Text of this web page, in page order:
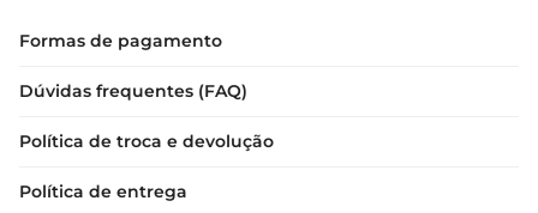
Formas de pagamento
Dúvidas frequentes (FAQ)
Política de troca e devolução
Política de entrega